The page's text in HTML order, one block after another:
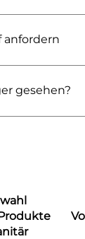
anfordern
gesehen?